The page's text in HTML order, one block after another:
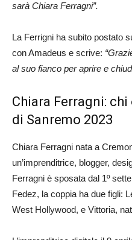
sarà Chiara Ferragni”.
La Ferrigni ha subito postato
con Amadeus e scrive:
al suo fianco per aprire e
Chiara Ferragni:
di Sanremo 2023
Chiara Ferragni nata a
un’imprenditrice, blogger,
Ferragni è sposata dal 1º
Fedez, la coppia ha due figli:
West Hollywood, e Vittoria,